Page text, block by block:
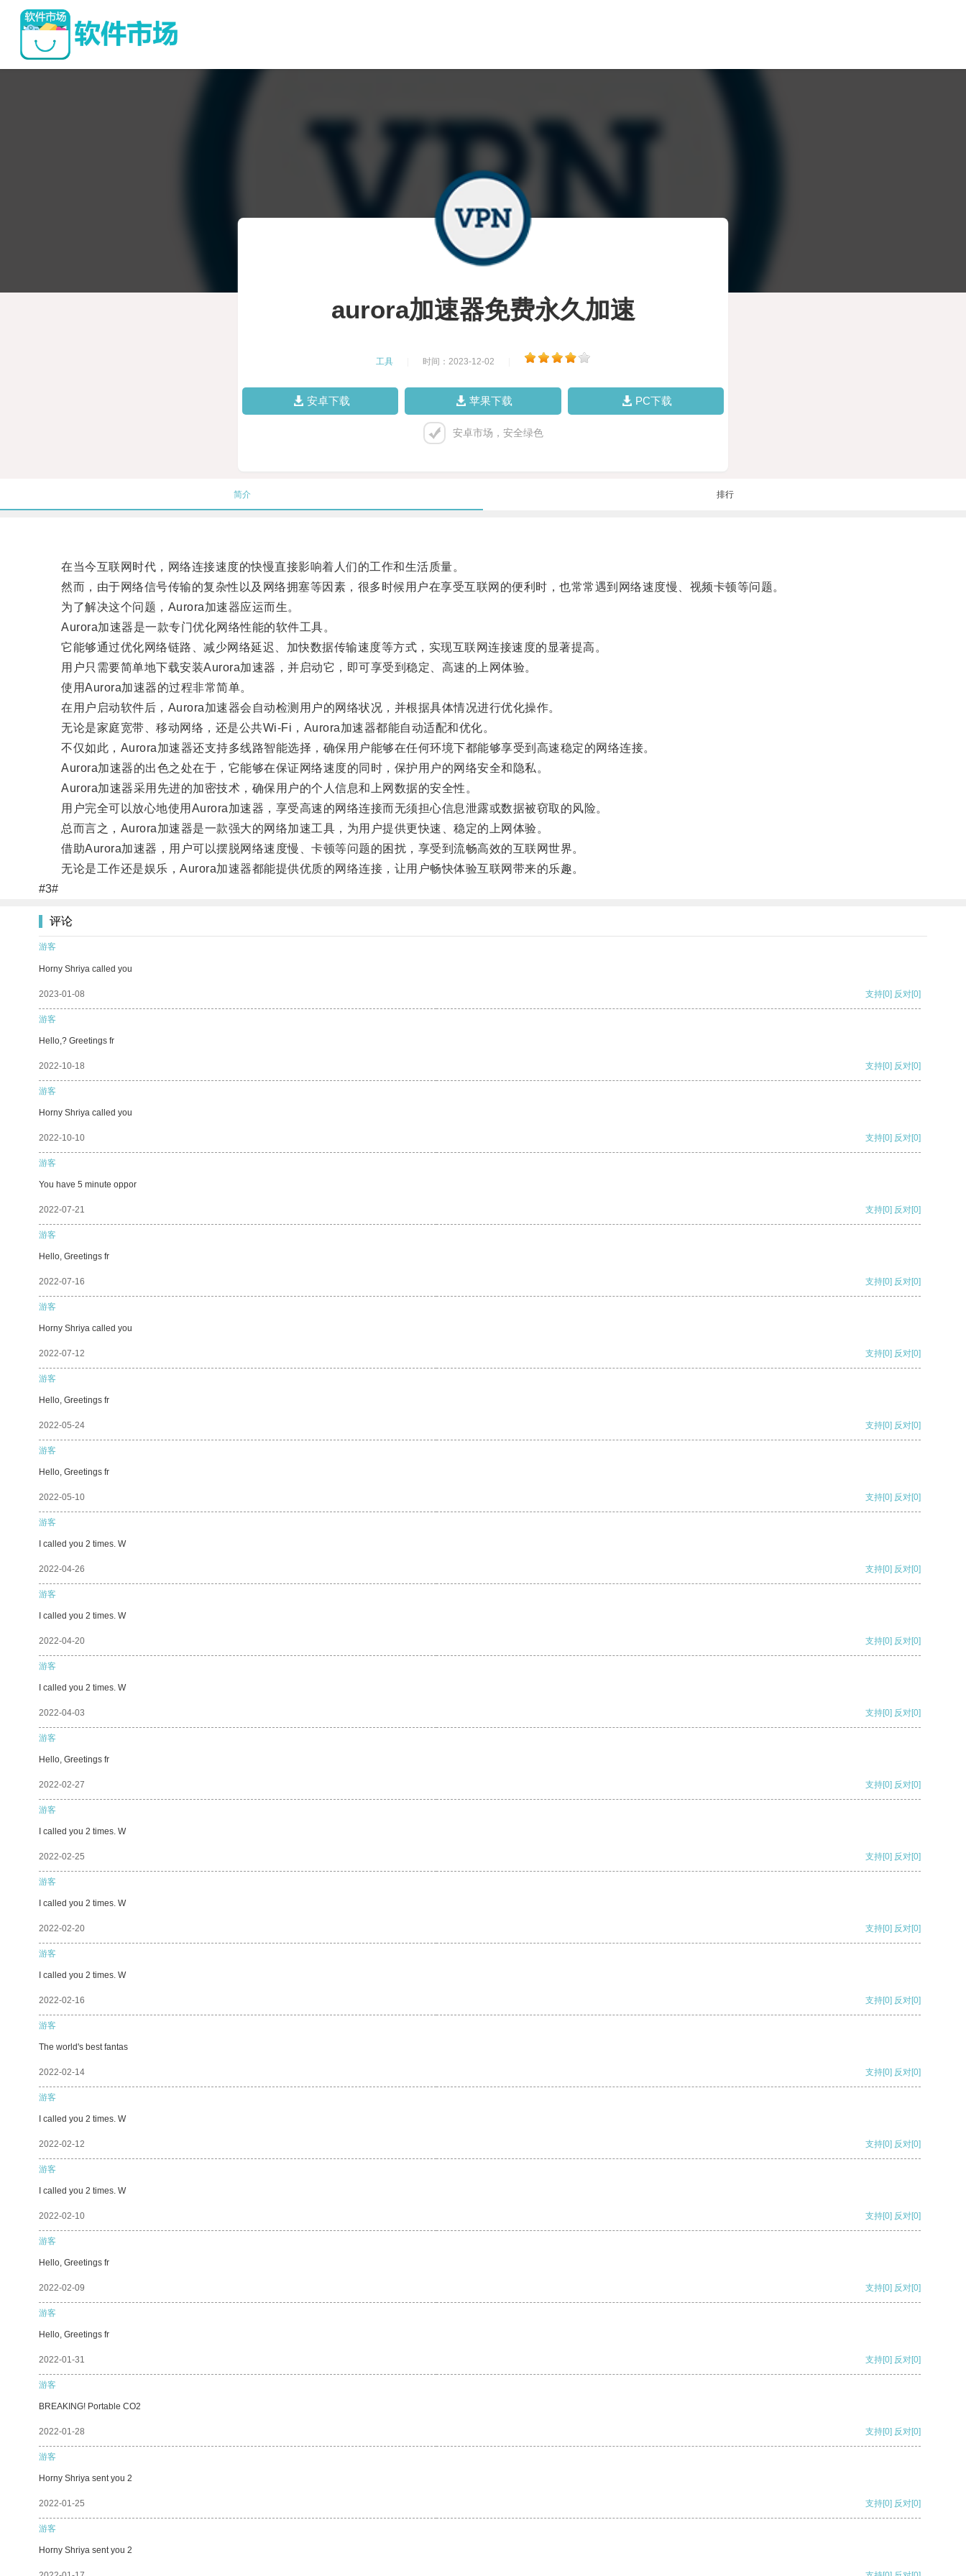
aurora加速器免费永久加速
工具 时间：2023-12-02
安卓下载 苹果下载 PC下载
安卓市场，安全绿色
简介 排行
在当今互联网时代，网络连接速度的快慢直接影响着人们的工作和生活质量。
然而，由于网络信号传输的复杂性以及网络拥塞等因素，很多时候用户在享受互联网的便利时，也常常遇到网络速度慢、视频卡顿等问题。
为了解决这个问题，Aurora加速器应运而生。
Aurora加速器是一款专门优化网络性能的软件工具。
它能够通过优化网络链路、减少网络延迟、加快数据传输速度等方式，实现互联网连接速度的显著提高。
用户只需要简单地下载安装Aurora加速器，并启动它，即可享受到稳定、高速的上网体验。
使用Aurora加速器的过程非常简单。
在用户启动软件后，Aurora加速器会自动检测用户的网络状况，并根据具体情况进行优化操作。
无论是家庭宽带、移动网络，还是公共Wi-Fi，Aurora加速器都能自动适配和优化。
不仅如此，Aurora加速器还支持多线路智能选择，确保用户能够在任何环境下都能够享受到高速稳定的网络连接。
Aurora加速器的出色之处在于，它能够在保证网络速度的同时，保护用户的网络安全和隐私。
Aurora加速器采用先进的加密技术，确保用户的个人信息和上网数据的安全性。
用户完全可以放心地使用Aurora加速器，享受高速的网络连接而无须担心信息泄露或数据被窃取的风险。
总而言之，Aurora加速器是一款强大的网络加速工具，为用户提供更快速、稳定的上网体验。
借助Aurora加速器，用户可以摆脱网络速度慢、卡顿等问题的困扰，享受到流畅高效的互联网世界。
无论是工作还是娱乐，Aurora加速器都能提供优质的网络连接，让用户畅快体验互联网带来的乐趣。
#3#
评论
游客
Horny Shriya called you
2023-01-08 支持[0] 反对[0]
游客
Hello,? Greetings fr
2022-10-18 支持[0] 反对[0]
游客
Horny Shriya called you
2022-10-10 支持[0] 反对[0]
游客
You have 5 minute oppor
2022-07-21 支持[0] 反对[0]
游客
Hello, Greetings fr
2022-07-16 支持[0] 反对[0]
游客
Horny Shriya called you
2022-07-12 支持[0] 反对[0]
游客
Hello, Greetings fr
2022-05-24 支持[0] 反对[0]
游客
Hello, Greetings fr
2022-05-10 支持[0] 反对[0]
游客
I called you 2 times. W
2022-04-26 支持[0] 反对[0]
游客
I called you 2 times. W
2022-04-20 支持[0] 反对[0]
游客
I called you 2 times. W
2022-04-03 支持[0] 反对[0]
游客
Hello, Greetings fr
2022-02-27 支持[0] 反对[0]
游客
I called you 2 times. W
2022-02-25 支持[0] 反对[0]
游客
I called you 2 times. W
2022-02-20 支持[0] 反对[0]
游客
I called you 2 times. W
2022-02-16 支持[0] 反对[0]
游客
The world's best fantas
2022-02-14 支持[0] 反对[0]
游客
I called you 2 times. W
2022-02-12 支持[0] 反对[0]
游客
I called you 2 times. W
2022-02-10 支持[0] 反对[0]
游客
Hello, Greetings fr
2022-02-09 支持[0] 反对[0]
游客
Hello, Greetings fr
2022-01-31 支持[0] 反对[0]
游客
BREAKING! Portable CO2
2022-01-28 支持[0] 反对[0]
游客
Horny Shriya sent you 2
2022-01-25 支持[0] 反对[0]
游客
Horny Shriya sent you 2